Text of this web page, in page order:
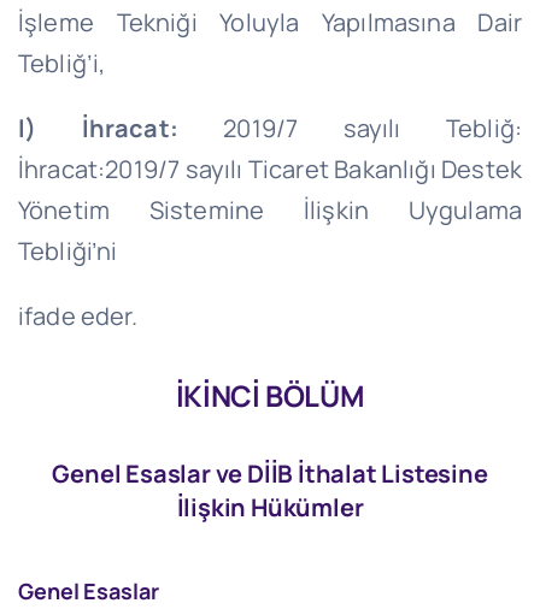
İşleme Tekniği Yoluyla Yapılmasına Dair
Tebliğ’i,
l) İhracat: 2019/7 sayılı Tebliğ:
İhracat:2019/7 sayılı Ticaret Bakanlığı Destek
Yönetim Sistemine İlişkin Uygulama
Tebliği’ni
ifade eder.
İKİNCİ BÖLÜM
Genel Esaslar ve DİİB İthalat Listesine
İlişkin Hükümler
Genel Esaslar